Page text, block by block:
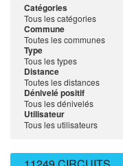
Catégories
Tous les catégories
Commune
Toutes les communes
Type
Tous les types
Distance
Toutes les distances
Dénivelé positif
Tous les dénivelés
Utilisateur
Tous les utilisateurs